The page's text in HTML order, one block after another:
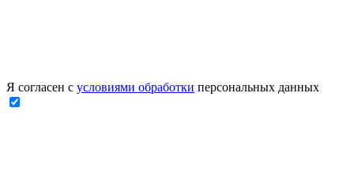
Я согласен с условиями обработки персональных данных